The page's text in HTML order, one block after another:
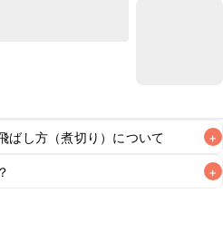
ばし方（煮切り）について +
コールを含む調味料をそのまま
ール特有の風味が残るため、
ール分を飛ばすことをおすす
+
です。なるべくお早めにお召